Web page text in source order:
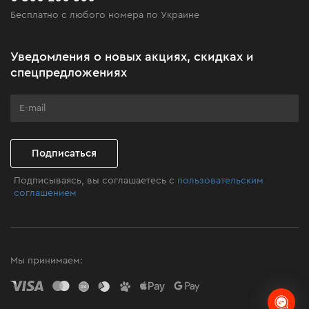
Клуб мастерства
Бесплатно с любого номера по Украине
Уведомления о новых акциях, скидках и
спецпредложениях
Подписаться
Подписываясь, вы соглашаетесь с пользовательским
соглашением
Мы принимаем: